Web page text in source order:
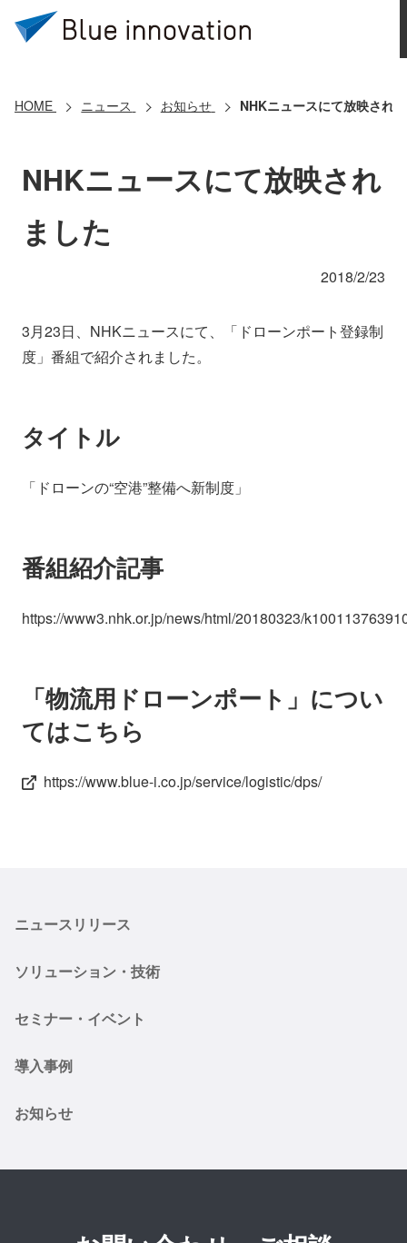
導入事例
お問い合わせ
会社情報
採用情報
HOME ニュース お知らせ NHKニュースにて放映され
NHKニュースにて放映され
ました
2018/2/23
3月23日、NHKニュースにて、「ドローンポート登録制
度」番組で紹介されました。
タイトル
「ドローンの“空港”整備へ新制度」
番組紹介記事
https://www3.nhk.or.jp/news/html/20180323/
「物流用ドローンポート」につい
てはこちら
https://www.blue-i.co.jp/service/logistic/dps/
ニュースリリース
ソリューション・技術
セミナー・イベント
導入事例
お知らせ